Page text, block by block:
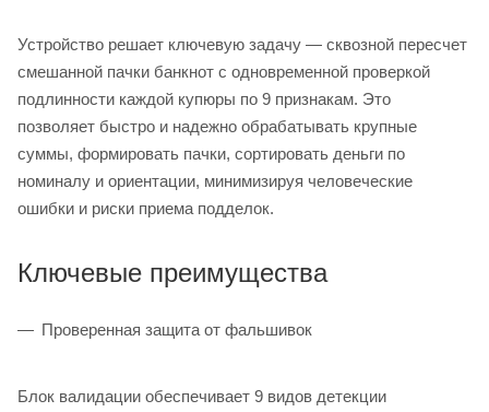
Устройство решает ключевую задачу — сквозной пересчет
смешанной пачки банкнот с одновременной проверкой
подлинности каждой купюры по 9 признакам. Это
позволяет быстро и надежно обрабатывать крупные
суммы, формировать пачки, сортировать деньги по
номиналу и ориентации, минимизируя человеческие
ошибки и риски приема подделок.
Ключевые преимущества
Проверенная защита от фальшивок
Блок валидации обеспечивает 9 видов детекции